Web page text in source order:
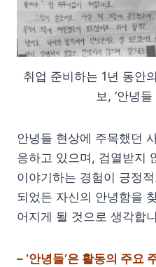
취업 준비하는 1년 동안
보, ‘안녕
안녕들 현상에 주목했던
응하고 있으며, 검열받지
이야기하는 경험이 긍정
되었든 자신의 안녕함을
어지게 될 것으로 생각합
– ‘안녕들’은 활동의 주요